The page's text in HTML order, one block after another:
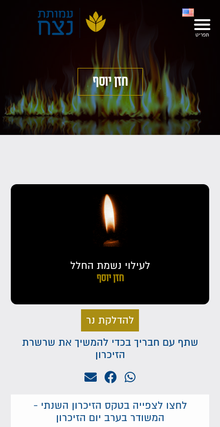
חזן יוסף
לעילוי נשמת החלל
חזן יוסף
להדלקת נר
שתף עם חבריך בכדי להמשיך את שרשרת
הזיכרון
לחצו לצפייה בטקס הזיכרון השנתי -
המשודר בערב יום הזיכרון